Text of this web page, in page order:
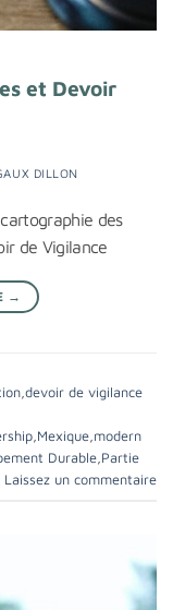
et Devoir
DILLON
des
de Vigilance
→
,devoir de vigilance
,Mexique,modern
Durable,Partie
Laissez un commentaire